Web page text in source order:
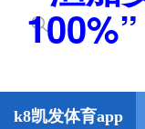
k8凯发体育app